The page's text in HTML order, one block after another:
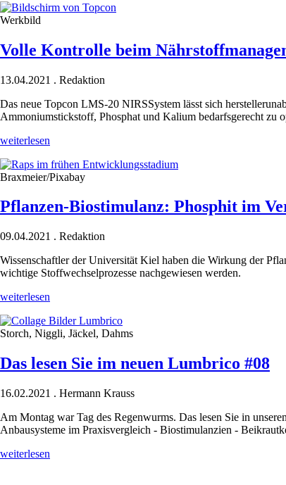
Lockerung
cm
Tiefe
Werkbild
Volle Kontrolle beim
13.04.2021 . Redaktion
Das neue Topcon LMS-20 NIRSSystem lässt sich
Ammoniumstickstoff, Phosphat und Kalium bedarfsgerecht zu
weiterlesen
beim
Nährstoffmanagement
Braxmeier/Pixabay
Pflanzen-Biostimulanz: Phosphit im
09.04.2021 . Redaktion
Wissenschaftler der Universität Kiel haben die Wirkung der
wichtige Stoffwechselprozesse nachgewiesen werden.
weiterlesen
Phosphit
im
Storch, Niggli, Jäckel, Dahms
Das lesen Sie im neuen Lumbrico #08
16.02.2021 . Hermann Krauss
Am Montag war Tag des Regenwurms. Das lesen Sie in
Anbausysteme im Praxisvergleich - Biostimulanzien -
weiterlesen